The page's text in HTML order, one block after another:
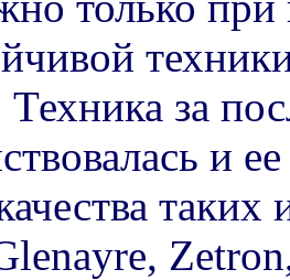
Техника за
и
таких